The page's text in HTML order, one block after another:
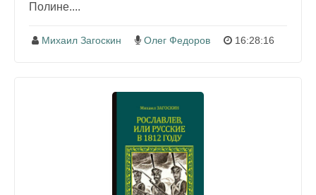
Полине....
Михаил Загоскин Олег Федоров 16:28:16